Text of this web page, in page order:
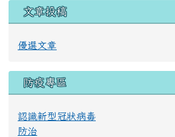
文章投稿
優選文章
防疫專區
認識新型冠狀病毒
防治